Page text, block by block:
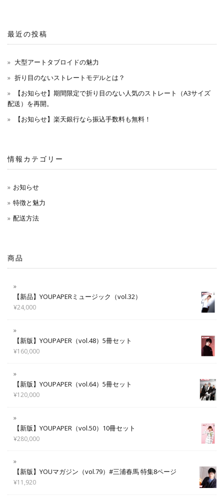
最近の投稿
大型アートタブロイドの魅力
折り目のないストレートモデルとは？
【お知らせ】期間限定で折り目のない人気のストレート（A3サイズ
配送）を再開。
【お知らせ】楽天銀行なら振込手数料も無料！
情報カテゴリー
お知らせ
特徴と魅力
配送方法
商品
【新品】YOUPAPERミュージック（vol.32）
¥24,000
【新版】YOUPAPER（vol.48）5冊セット
¥160,000
【新版】YOUPAPER（vol.64）5冊セット
¥120,000
【新版】YOUPAPER（vol.50）10冊セット
¥280,000
【新版】YOUマガジン（vol.79）#三浦春馬 特集8ページ
¥11,920